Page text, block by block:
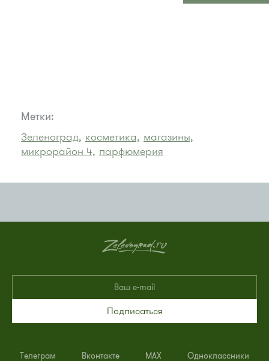
Метки:
Зеленоград, косметика, магазины,
микрорайон 4, парфюмерия
Подписаться
Телеграм Вконтакте MAX Одноклассники